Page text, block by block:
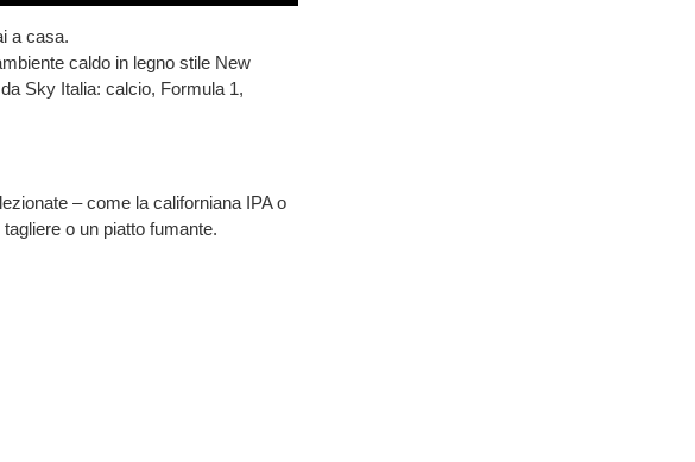
a casa.
caldo in legno stile New
Sky Italia: calcio, Formula 1,
– come la californiana IPA o
o un piatto fumante.